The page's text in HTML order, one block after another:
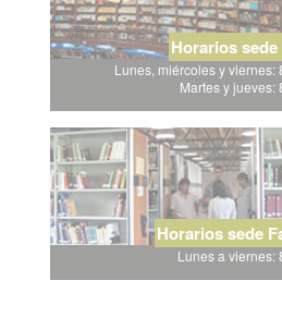
Horarios
Lunes, miércoles y viernes:
Martes y jueves:
Horarios sede
Lunes a viernes: